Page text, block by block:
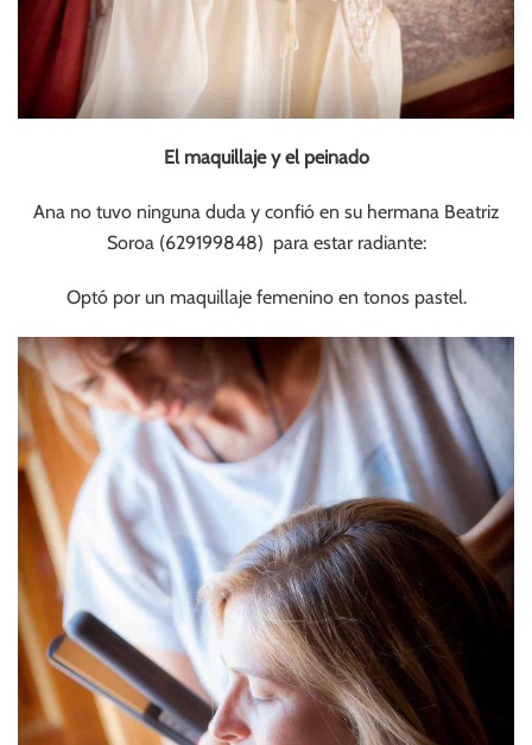
El maquillaje y el peinado
Ana no tuvo ninguna duda y confió en su hermana Beatriz
Soroa (629199848) para estar radiante:
Optó por un maquillaje femenino en tonos pastel.